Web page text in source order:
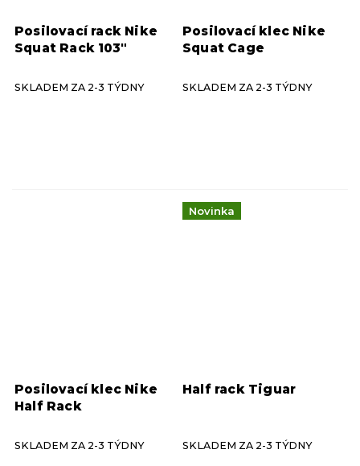
Posilovací rack Nike
Squat Rack 103"
SKLADEM ZA 2-3 TÝDNY
Posilovací klec Nike
Squat Cage
SKLADEM ZA 2-3 TÝDNY
Posilovací klec Nike
Half Rack
SKLADEM ZA 2-3 TÝDNY
Novinka
Half rack Tiguar
SKLADEM ZA 2-3 TÝDNY